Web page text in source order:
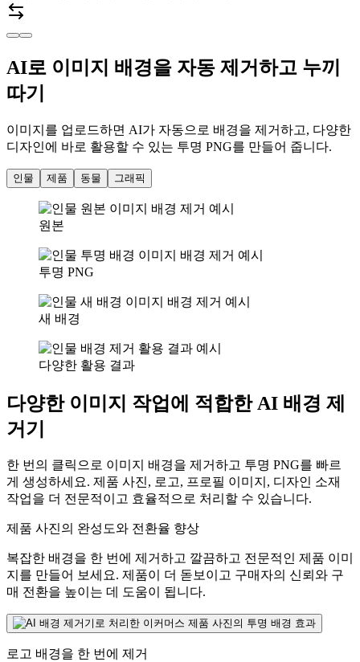
AI로 이미지 배경을 자동 제거하고 누끼
따기
이미지를 업로드하면 AI가 자동으로 배경을 제거하고, 다양한
디자인에 바로 활용할 수 있는 투명 PNG를 만들어 줍니다.
인물 제품 동물 그래픽
원본
투명 PNG
새 배경
다양한 활용 결과
다양한 이미지 작업에 적합한 AI 배경 제
거기
한 번의 클릭으로 이미지 배경을 제거하고 투명 PNG를 빠르
게 생성하세요. 제품 사진, 로고, 프로필 이미지, 디자인 소재
작업을 더 전문적이고 효율적으로 처리할 수 있습니다.
제품 사진의 완성도와 전환율 향상
복잡한 배경을 한 번에 제거하고 깔끔하고 전문적인 제품 이미
지를 만들어 보세요. 제품이 더 돋보이고 구매자의 신뢰와 구
매 전환을 높이는 데 도움이 됩니다.
로고 배경을 한 번에 제거